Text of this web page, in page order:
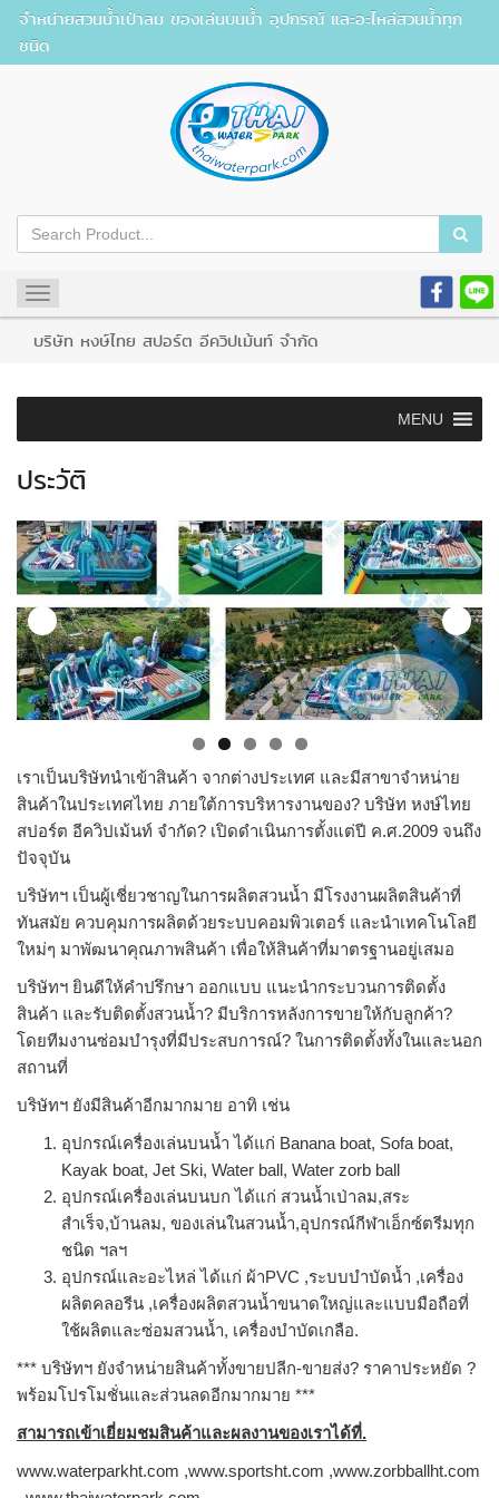
จำหน่ายสวนน้ำเป่าลม ของเล่นบนน้ำ อุปกรณ์ และอะไหล่สวนน้ำทุก
ชนิด
Toggle
navigation
บริษัท หงษ์ไทย สปอร์ต อีควิปเม้นท์ จำกัด
MENU
ประวัติ
เราเป็นบริษัทนำเข้าสินค้า จากต่างประเทศ และมีสาขาจำหน่าย
สินค้าในประเทศไทย ภายใต้การบริหารงานของ? บริษัท หงษ์ไทย
สปอร์ต อีควิปเม้นท์ จำกัด? เปิดดำเนินการตั้งแต่ปี ค.ศ.2009 จนถึง
ปัจจุบัน
บริษัทฯ เป็นผู้เชี่ยวชาญในการผลิตสวนน้ำ มีโรงงานผลิตสินค้าที่
ทันสมัย ควบคุมการผลิตด้วยระบบคอมพิวเตอร์ และนำเทคโนโลยี
ใหม่ๆ มาพัฒนาคุณภาพสินค้า เพื่อให้สินค้าที่มาตรฐานอยู่เสมอ
บริษัทฯ ยินดีให้คำปรึกษา ออกแบบ แนะนำกระบวนการติดตั้ง
สินค้า และรับติดตั้งสวนน้ำ? มีบริการหลังการขายให้กับลูกค้า?
โดยทีมงานซ่อมบำรุงที่มีประสบการณ์? ในการติดตั้งทั้งในและนอก
สถานที่
บริษัทฯ ยังมีสินค้าอีกมากมาย อาทิ เช่น
อุปกรณ์เครื่องเล่นบนน้ำ ได้แก่ Banana boat, Sofa boat,
Kayak boat, Jet Ski, Water ball, Water zorb ball
อุปกรณ์เครื่องเล่นบนบก ได้แก่ สวนน้ำเป่าลม,สระ
สำเร็จ,บ้านลม, ของเล่นในสวนน้ำ,อุปกรณ์กีฬาเอ็กซ์ตรีมทุก
ชนิด ฯลฯ
อุปกรณ์และอะไหล่ ได้แก่ ผ้าPVC ,ระบบบำบัดน้ำ ,เครื่อง
ผลิตคลอรีน ,เครื่องผลิตสวนน้ำขนาดใหญ่และแบบมือถือที่
ใช้ผลิตและซ่อมสวนน้ำ, เครื่องบำบัดเกลือ.
*** บริษัทฯ ยังจำหน่ายสินค้าทั้งขายปลีก-ขายส่ง? ราคาประหยัด ?
พร้อมโปรโมชั่นและส่วนลดอีกมากมาย ***
สามารถเข้าเยี่ยมชมสินค้าและผลงานของเราได้ที่.
www.waterparkht.com ,www.sportsht.com ,www.zorbballht.com